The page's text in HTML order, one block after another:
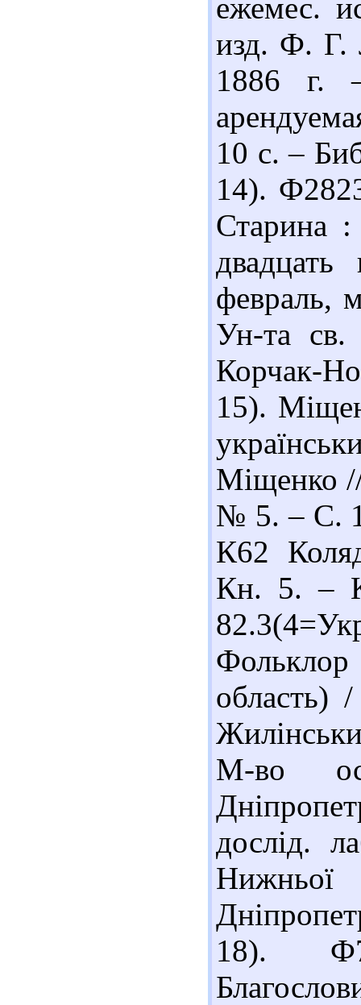
ежемес.
изд. Ф. Г.
1886 г.
10 с. –
14).
Старина
февраль,
Ун-та
Корчак-
15).
Міщенко
№ 5. – С.
К62
Кн. 5. –
область)
М-во
дослід.
18).